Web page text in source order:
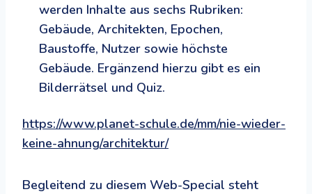
werden Inhalte aus sechs Rubriken:
Gebäude, Architekten, Epochen,
Baustoffe, Nutzer sowie höchste
Gebäude. Ergänzend hierzu gibt es ein
Bilderrätsel und Quiz.
https://www.planet-schule.de/mm/nie-wieder-
keine-ahnung/architektur/
Begleitend zu diesem Web-Special steht